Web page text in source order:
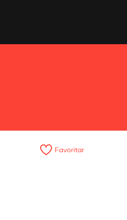
Favoritar